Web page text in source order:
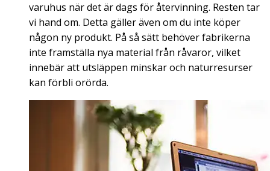
varuhus när det är dags för återvinning. Resten tar
vi hand om. Detta gäller även om du inte köper
någon ny produkt. På så sätt behöver fabrikerna
inte framställa nya material från råvaror, vilket
innebär att utsläppen minskar och naturresurser
kan förbli orörda.